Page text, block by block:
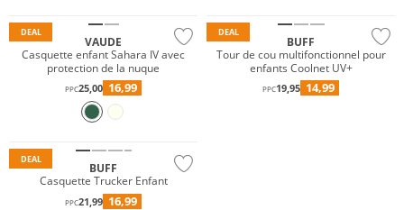
DEAL
VAUDE
Casquette enfant Sahara IV avec
protection de la nuque
PPC25,00 16,99
DEAL
BUFF
Tour de cou multifonctionnel pour
enfants Coolnet UV+
PPC19,95 14,99
DEAL
BUFF
Casquette Trucker Enfant
PPC21,99 16,99